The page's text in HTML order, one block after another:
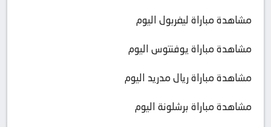
مشاهدة مباراة ليفربول اليوم
مشاهدة مباراة يوفنتوس اليوم
مشاهدة مباراة ريال مدريد اليوم
مشاهدة مباراة برشلونة اليوم